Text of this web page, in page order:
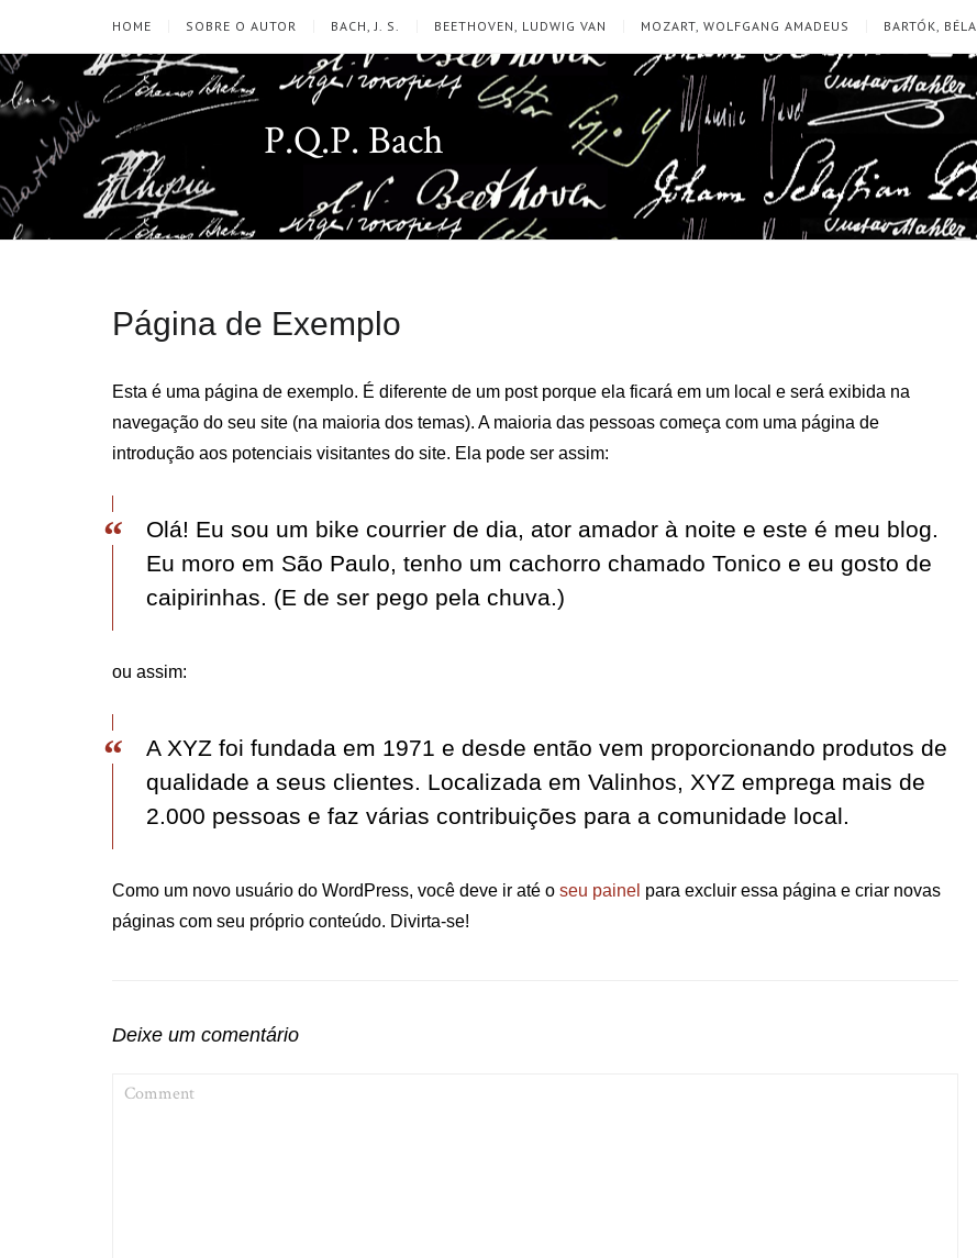
HOME SOBRE O AUTOR BACH, J. S. BEETHOVEN, LUDWIG VAN MOZART, WOLFGANG AMADEUS BARTÓK, BÉLA
P.Q.P. Bach
Página de Exemplo
Esta é uma página de exemplo. É diferente de um post porque ela ficará em um local e será exibida na
navegação do seu site (na maioria dos temas). A maioria das pessoas começa com uma página de
introdução aos potenciais visitantes do site. Ela pode ser assim:
Olá! Eu sou um bike courrier de dia, ator amador à noite e este é meu blog.
Eu moro em São Paulo, tenho um cachorro chamado Tonico e eu gosto de
caipirinhas. (E de ser pego pela chuva.)
ou assim:
A XYZ foi fundada em 1971 e desde então vem proporcionando produtos de
qualidade a seus clientes. Localizada em Valinhos, XYZ emprega mais de
2.000 pessoas e faz várias contribuições para a comunidade local.
Como um novo usuário do WordPress, você deve ir até o seu painel para excluir essa página e criar novas
páginas com seu próprio conteúdo. Divirta-se!
Deixe um comentário